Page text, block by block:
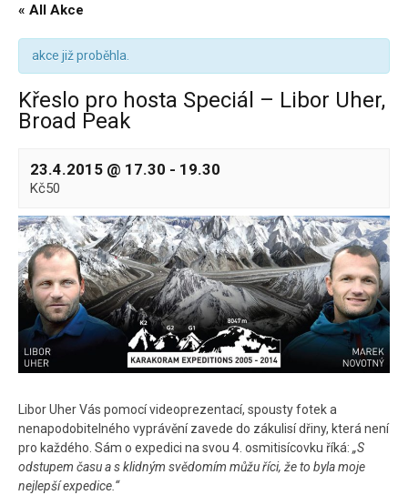
« All Akce
akce již proběhla.
Křeslo pro hosta Speciál – Libor Uher,
Broad Peak
23.4.2015 @ 17.30 - 19.30
Kč50
Libor Uher Vás pomocí videoprezentací, spousty fotek a
nenapodobitelného vyprávění zavede do zákulisí dřiny, která není
pro každého. Sám o expedici na svou 4. osmitisícovku říká: „S
odstupem času a s klidným svědomím můžu říci, že to byla moje
nejlepší expedice.“